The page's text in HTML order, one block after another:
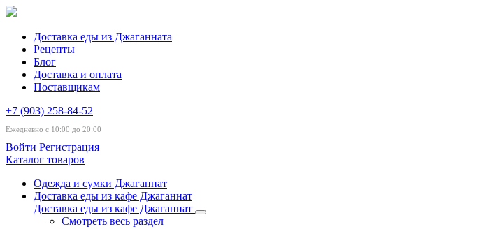
Доставка еды из Джаганната
Рецепты
Блог
Доставка и оплата
Поставщикам
+7 (903) 258-84-52
Ежедневно с 10:00 до 20:00
Войти Регистрация
Каталог товаров
Одежда и сумки Джаганнат
Доставка еды из кафе Джаганнат
Доставка еды из кафе Джаганнат
Смотреть весь раздел